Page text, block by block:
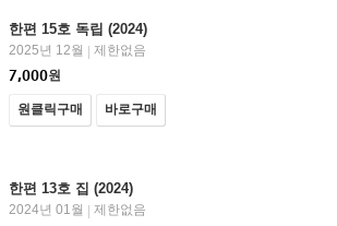
한편 15호 독립 (2024)
2025년 12월
제한없음
7,000원
원클릭구매 바로구매
한편 13호 집 (2024)
2024년 01월
제한없음